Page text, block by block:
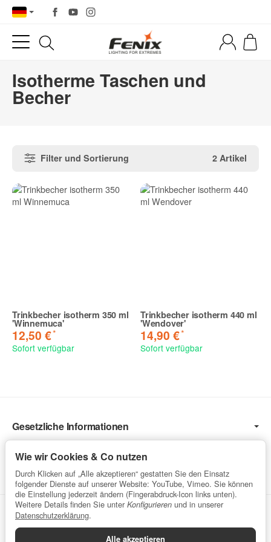
Isotherme Taschen und
Becher
Filter und Sortierung 2 Artikel
Trinkbecher isotherm 350 ml
'Winnemuca'
12,50 €*
Sofort verfügbar
Trinkbecher isotherm 440 ml
'Wendover'
14,90 €*
Sofort verfügbar
Gesetzliche Informationen
Service
Vertrag widerrufen
Wie wir Cookies & Co nutzen
Durch Klicken auf „Alle akzeptieren“ gestatten Sie den Einsatz
folgender Dienste auf unserer Website: YouTube, Vimeo. Sie können
die Einstellung jederzeit ändern (Fingerabdruck-Icon links unten).
Weitere Details finden Sie unter Konfigurieren und in unserer
Datenschutzerklärung.
Alle akzeptieren